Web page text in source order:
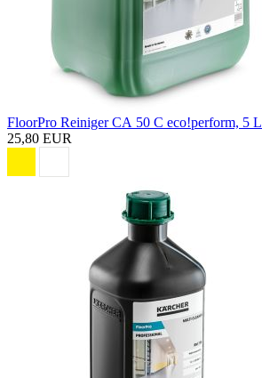
FloorPro Reiniger CA 50 C eco!perform, 5 L
25,80 EUR